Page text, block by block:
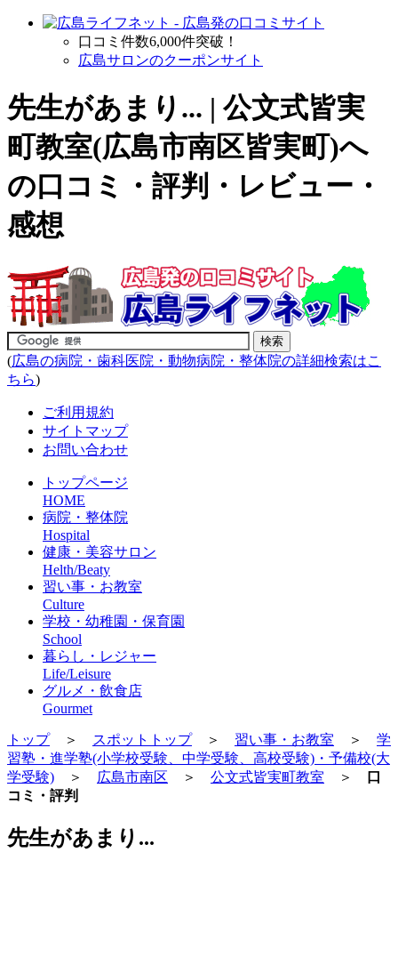
口コミ件数6,000件突破！
広島サロンのクーポンサイト
先生があまり... | 公文式皆実
町教室(広島市南区皆実町)へ
の口コミ・評判・レビュー・
感想
(広島の病院・歯科医院・動物病院・整体院の詳細検索はこ
ちら)
ご利用規約
サイトマップ
お問い合わせ
トップページ
HOME
病院・整体院
Hospital
健康・美容サロン
Helth/Beaty
習い事・お教室
Culture
学校・幼稚園・保育園
School
暮らし・レジャー
Life/Leisure
グルメ・飲食店
Gourmet
トップ＞ スポットトップ＞ 習い事・お教室 ＞ 学
習塾・進学塾(小学校受験、中学受験、高校受験)・予備校(大
学受験) ＞ 広島市南区 ＞ 公文式皆実町教室 ＞
口
コミ・評判
先生があまり...